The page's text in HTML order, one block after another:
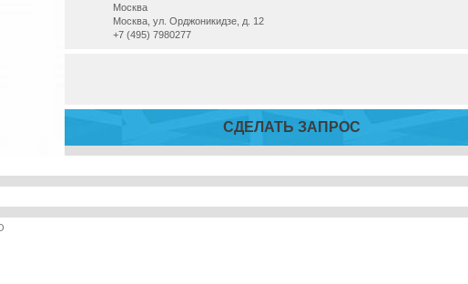
Москва
Москва, ул. Орджоникидзе, д. 12
+7 (495) 7980277
СДЕЛАТЬ ЗАПРОС